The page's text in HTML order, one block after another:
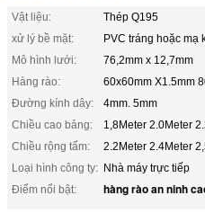
Vật liệu:
Thép Q195
xử lý bề mặt:
PVC tráng hoặc mạ
Mô hình lưới:
76,2mm x 12,7mm
Hàng rào:
60x60mm X1.5mm
Đường kính dây:
4mm. 5mm
Chiều cao bảng:
1,8Meter 2.0Meter
Chiều rộng tấm:
2.2Meter 2.4Meter
Loại hình công ty: Nhà máy trực tiếp
Điểm nổi bật:
hàng rào an ninh